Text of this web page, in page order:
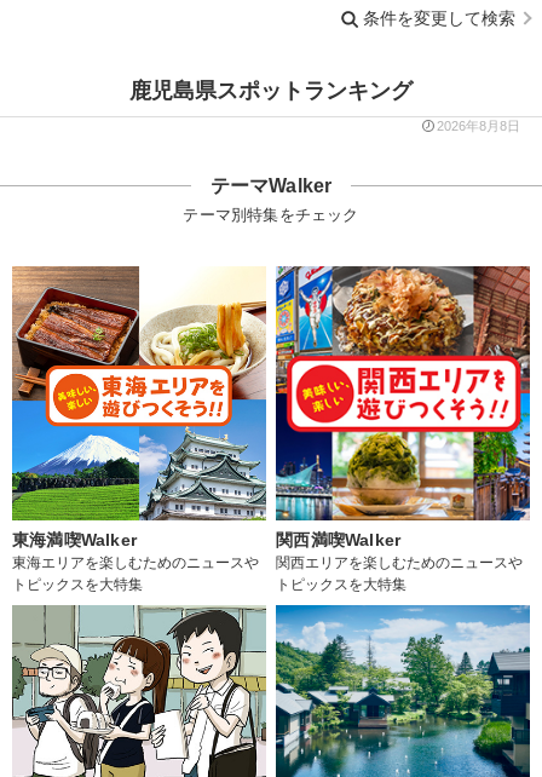
条件を変更して検索
鹿児島県スポットランキング
2026年8月8日
テーマWalker
テーマ別特集をチェック
東海満喫Walker
東海エリアを楽しむためのニュースや
トピックスを大特集
関西満喫Walker
関西エリアを楽しむためのニュースや
トピックスを大特集